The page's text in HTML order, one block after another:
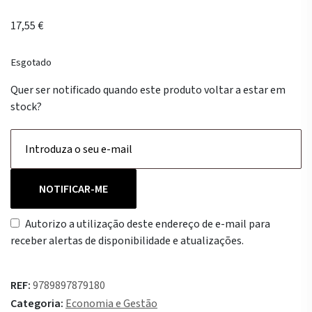
17,55€
Esgotado
Quer ser notificado quando este produto voltar a estar em
stock?
NOTIFICAR-ME
Autorizo a utilização deste endereço de e-mail para
receber alertas de disponibilidade e atualizações.
REF:9789897879180
Categoria: Economia e Gestão